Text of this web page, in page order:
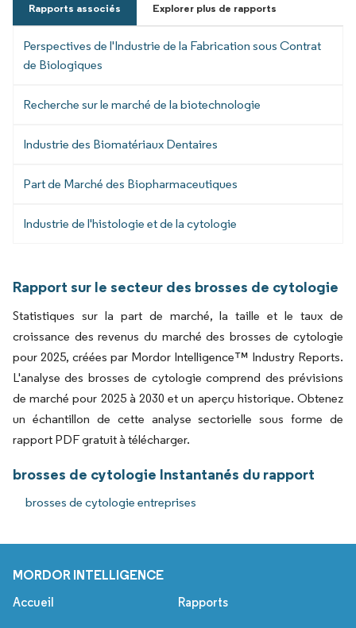
Rapports associés Explorer plus de rapports
Perspectives de l'Industrie de la Fabrication sous Contrat
de Biologiques
Recherche sur le marché de la biotechnologie
Industrie des Biomatériaux Dentaires
Part de Marché des Biopharmaceutiques
Industrie de l'histologie et de la cytologie
Rapport sur le secteur des brosses de cytologie
Statistiques sur la part de marché, la taille et le taux de
croissance des revenus du marché des brosses de cytologie
pour 2025, créées par Mordor Intelligence™ Industry Reports.
L'analyse des brosses de cytologie comprend des prévisions
de marché pour 2025 à 2030 et un aperçu historique. Obtenez
un échantillon de cette analyse sectorielle sous forme de
rapport PDF gratuit à télécharger.
brosses de cytologie Instantanés du rapport
brosses de cytologie entreprises
MORDOR INTELLIGENCE
Accueil Rapports